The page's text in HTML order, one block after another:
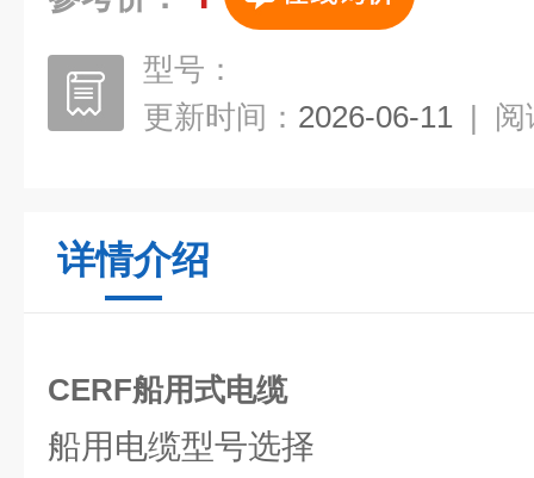
型号：
更新时间： 2026-06-11 | 阅
详情介绍
CERF船用式电缆
船用电缆型号选择